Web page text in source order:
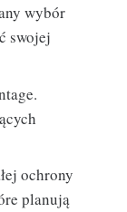
wybór
swojej
ochrony
planują